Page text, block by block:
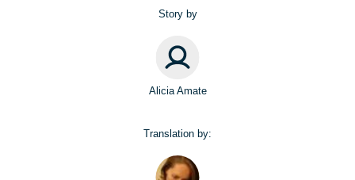
Story by
Alicia Amate
Translation by: